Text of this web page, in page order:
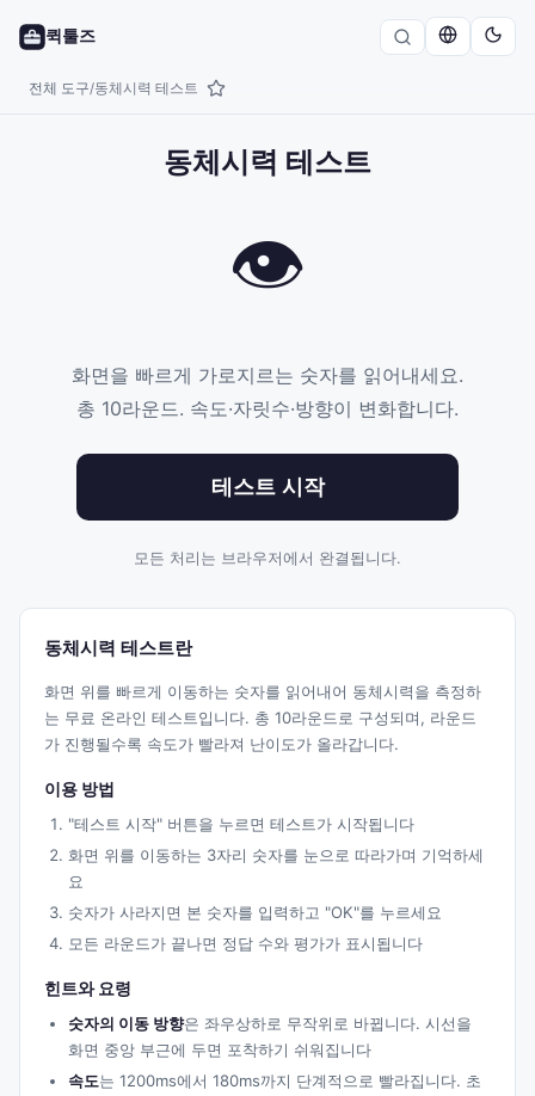
퀵툴즈
전체 도구/동체시력 테스트
동체시력 테스트
👁
화면을 빠르게 가로지르는 숫자를 읽어내세요.
총 10라운드. 속도·자릿수·방향이 변화합니다.
테스트 시작
모든 처리는 브라우저에서 완결됩니다.
동체시력 테스트란
화면 위를 빠르게 이동하는 숫자를 읽어내어 동체시력을 측정하
는 무료 온라인 테스트입니다. 총 10라운드로 구성되며, 라운드
가 진행될수록 속도가 빨라져 난이도가 올라갑니다.
이용 방법
"테스트 시작" 버튼을 누르면 테스트가 시작됩니다
화면 위를 이동하는 3자리 숫자를 눈으로 따라가며 기억하세
요
숫자가 사라지면 본 숫자를 입력하고 "OK"를 누르세요
모든 라운드가 끝나면 정답 수와 평가가 표시됩니다
힌트와 요령
숫자의 이동 방향은 좌우상하로 무작위로 바뀝니다. 시선을
화면 중앙 부근에 두면 포착하기 쉬워집니다
속도는 1200ms에서 180ms까지 단계적으로 빨라집니다. 초